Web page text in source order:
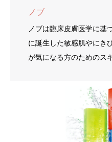
ノブ
ノブは臨床皮膚医学に基
に誕生した敏感肌やにき
が気になる方のためのス